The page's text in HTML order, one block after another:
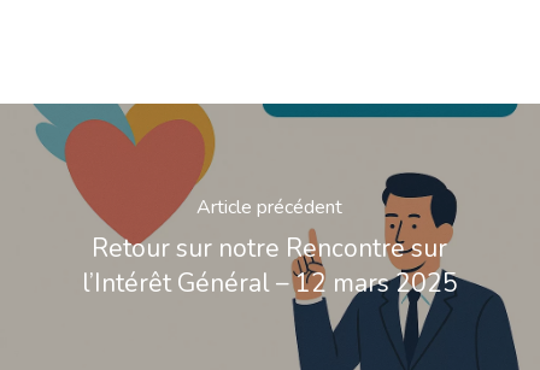
Article précédent
Retour sur notre Rencontre sur
l’Intérêt Général – 12 mars 2025